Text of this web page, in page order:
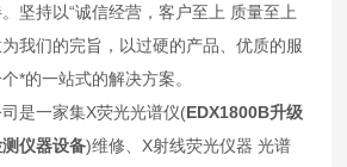
坚持以“诚信经营，客户至上 质量至上
我们的完旨，以过硬的产品、优质的服
*的一站式的解决方案。
是一家集X荧光光谱仪(EDX1800B升级
仪器设备)维修、X射线荧光仪器 光谱